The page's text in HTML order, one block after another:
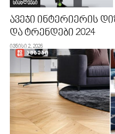
სიახლეები
ავეჯი ინტერიერის
და ტრენდები 2024
ივნისი 2, 2026